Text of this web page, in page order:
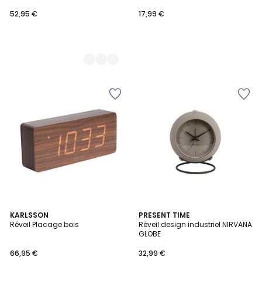
52,95 €
17,99 €
KARLSSON
Réveil Placage bois
66,95 €
PRESENT TIME
Réveil design industriel NIRVANA
GLOBE
32,99 €